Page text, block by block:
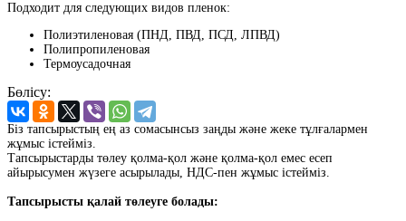
Подходит для следующих видов пленок:
Полиэтиленовая (ПНД, ПВД, ПСД, ЛПВД)
Полипропиленовая
Термоусадочная
Бөлісу:
Біз тапсырыстың ең аз сомасынсыз заңды және жеке тұлғалармен
жұмыс істейміз.
Тапсырыстарды төлеу қолма-қол және қолма-қол емес есеп
айырысумен жүзеге асырылады, НДС-пен жұмыс істейміз.
Тапсырысты қалай төлеуге болады: